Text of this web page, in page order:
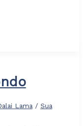
Lama / Sua